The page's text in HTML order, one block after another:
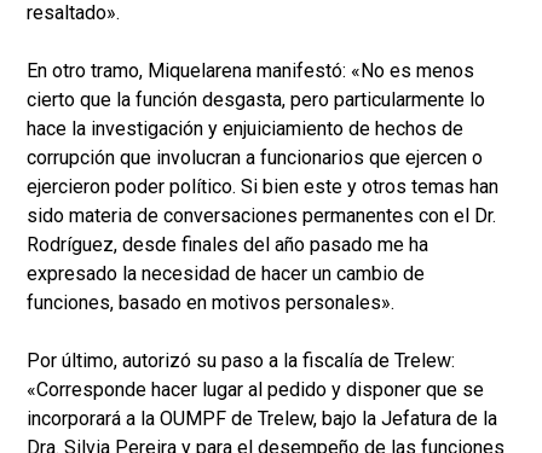
resaltado».
En otro tramo, Miquelarena manifestó: «No es menos
cierto que la función desgasta, pero particularmente lo
hace la investigación y enjuiciamiento de hechos de
corrupción que involucran a funcionarios que ejercen o
ejercieron poder político. Si bien este y otros temas han
sido materia de conversaciones permanentes con el Dr.
Rodríguez, desde finales del año pasado me ha
expresado la necesidad de hacer un cambio de
funciones, basado en motivos personales».
Por último, autorizó su paso a la fiscalía de Trelew:
«Corresponde hacer lugar al pedido y disponer que se
incorporará a la OUMPF de Trelew, bajo la Jefatura de la
Dra. Silvia Pereira y para el desempeño de las funciones